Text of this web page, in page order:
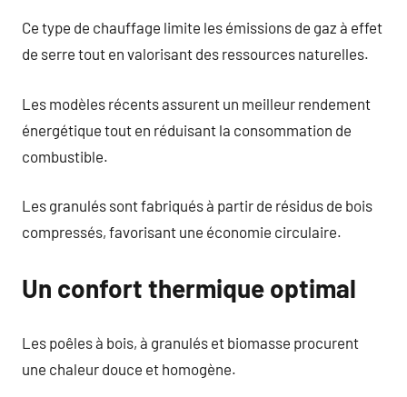
Ce type de chauffage limite les émissions de gaz à effet
de serre tout en valorisant des ressources naturelles.
Les modèles récents assurent un meilleur rendement
énergétique tout en réduisant la consommation de
combustible.
Les granulés sont fabriqués à partir de résidus de bois
compressés, favorisant une économie circulaire.
Un confort thermique optimal
Les poêles à bois, à granulés et biomasse procurent
une chaleur douce et homogène.